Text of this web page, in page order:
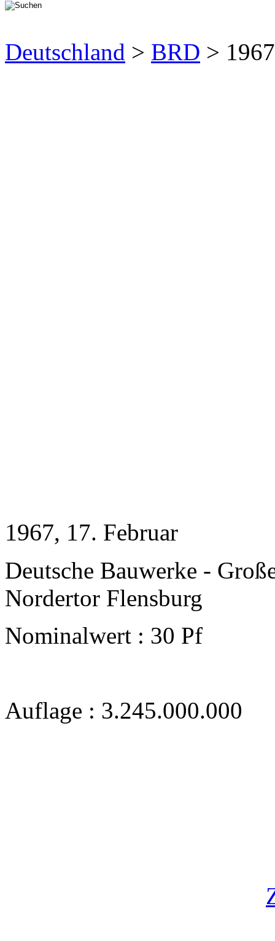
Deutschland > BRD >
1967, 17. Februar
Deutsche Bauwerke -
Nordertor Flensburg
Nominalwert : 30 Pf
Auflage : 3.245.000.000